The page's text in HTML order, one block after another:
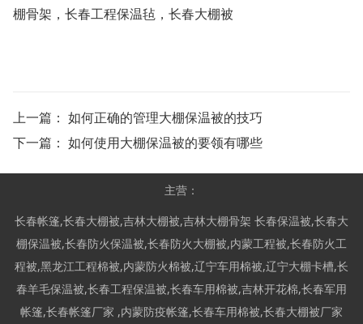
棚骨架 ， 长春工程保温毡， 长春大棚被
上一篇： 如何正确的管理大棚保温被的技巧
下一篇： 如何使用大棚保温被的要领有哪些
主营：
长春帐篷,长春大棚被,吉林大棚被,吉林大棚骨架 长春保温被,长春大
棚保温被,长春防火保温被,长春防火大棚被,内蒙工程被,长春防火工
程被,黑龙江工程棉被,内蒙防火棉被,辽宁车用棉被,辽宁大棚卡槽,长
春羊毛保温被,长春工程保温被,长春车用棉被,吉林开花棉,长春军用
帐篷,长春帐篷厂家 ,内蒙防疫帐篷,长春车用棉被,长春大棚被厂家